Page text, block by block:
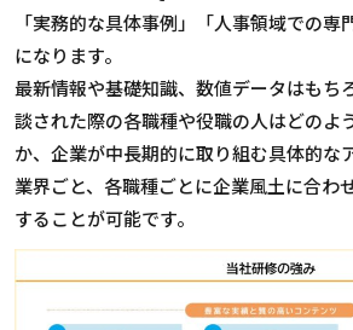
「実務的な具体事例」「人事領域での専
になります。
最新情報や基礎知識、数値データはもち
談された際の各職種や役職の人はどのよ
か、企業が中長期的に取り組む具体的な
業界ごと、各職種ごとに企業風土に合わ
することが可能です。